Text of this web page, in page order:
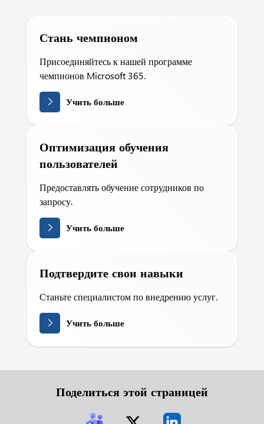
Стань чемпионом
Присоединяйтесь к нашей программе
чемпионов Microsoft 365.
Учить больше
Оптимизация обучения
пользователей
Предоставлять обучение сотрудников по
запросу.
Учить больше
Подтвердите свои навыки
Станьте специалистом по внедрению услуг.
Учить больше
Поделиться этой страницей